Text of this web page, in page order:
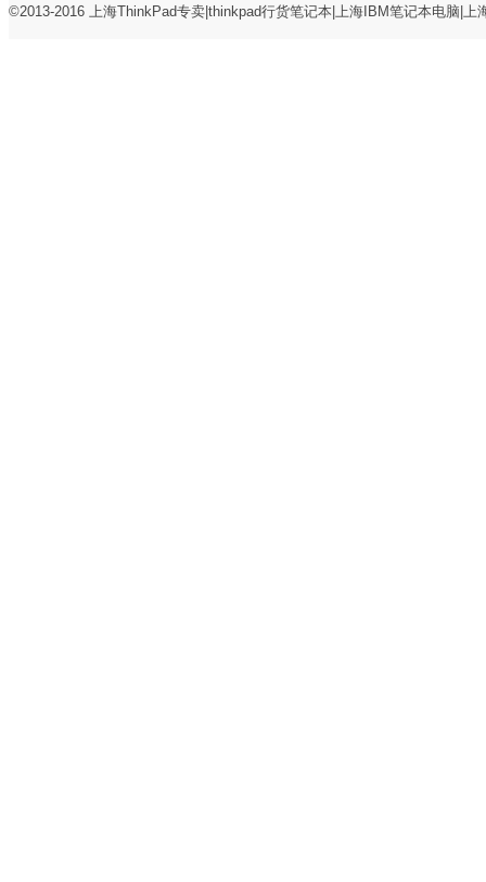
©2013-2016 上海ThinkPad专卖|thinkpad行货笔记本|上海IBM笔记本电脑|上